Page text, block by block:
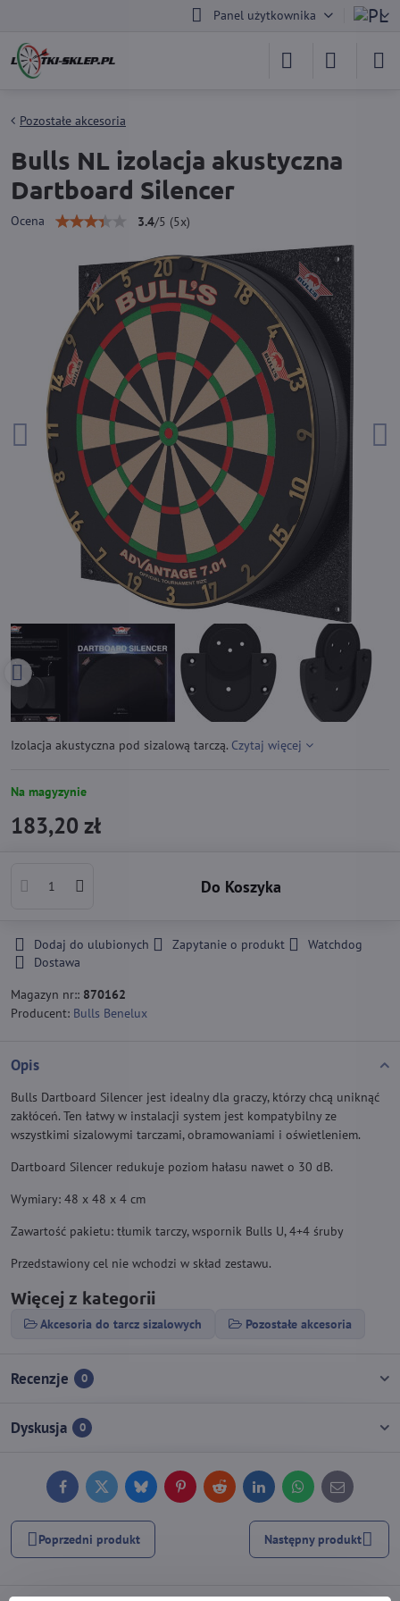
Panel użytkownika
Pozostałe akcesoria
Bulls NL izolacja akustyczna
Dartboard Silencer
Ocena 3.4/5 (5x)
Izolacja akustyczna pod sizalową tarczą. Czytaj więcej
Na magyzynie
183,20 zł
Do Koszyka
Dodaj do ulubionych Zapytanie o produkt
Watchdog
Dostawa
Magazyn nr:: 870162
Producent: Bulls Benelux
Opis
Bulls Dartboard Silencer jest idealny dla graczy, którzy chcą uniknąć
zakłóceń. Ten łatwy w instalacji system jest kompatybilny ze
wszystkimi sizalowymi tarczami, obramowaniami i oświetleniem.
Dartboard Silencer redukuje poziom hałasu nawet o 30 dB.
Wymiary: 48 x 48 x 4 cm
Zawartość pakietu: tłumik tarczy, wspornik Bulls U, 4+4 śruby
Przedstawiony cel nie wchodzi w skład zestawu.
Więcej z kategorii
Akcesoria do tarcz sizalowych Pozostałe akcesoria
Recenzje 0
Dyskusja 0
FacebookTwitterBlueskyPinterestReddit LinkedInWhatsApp
E-
mail
Poprzedni produkt Następny produkt